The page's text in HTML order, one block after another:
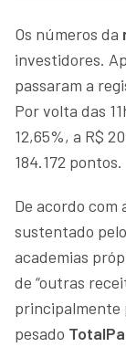
Os números da
investidores.
passaram a
Por volta das
12,65%, a R$
184.172 pontos.
De acordo com
sustentado
academias
de “outras
principalmente
pesado